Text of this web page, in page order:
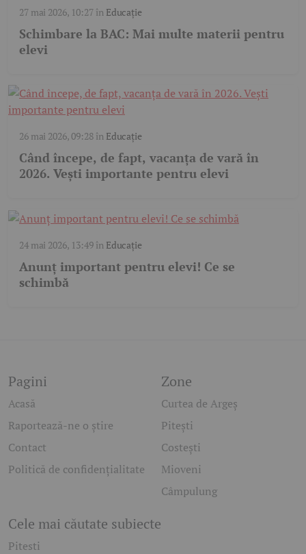
27 mai 2026, 10:27în Educație
Schimbare la BAC: Mai multe materii pentru
elevi
26 mai 2026, 09:28în Educație
Când începe, de fapt, vacanța de vară în
2026. Vești importante pentru elevi
24 mai 2026, 13:49în Educație
Anunț important pentru elevi! Ce se
schimbă
Pagini
Acasă
Raportează-ne o știre
Contact
Politică de confidențialitate
Zone
Curtea de Argeș
Pitești
Costești
Mioveni
Câmpulung
Cele mai căutate subiecte
Pitesti